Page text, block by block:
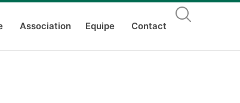
Association Equipe Contact